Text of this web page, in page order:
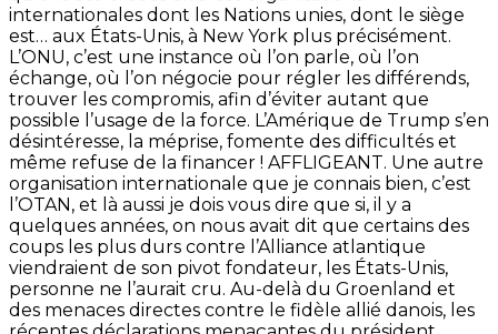
internationales dont les Nations unies, dont le siège
est… aux États-Unis, à New York plus précisément.
L’ONU, c’est une instance où l’on parle, où l’on
échange, où l’on négocie pour régler les différends,
trouver les compromis, afin d’éviter autant que
possible l’usage de la force. L’Amérique de Trump s’en
désintéresse, la méprise, fomente des difficultés et
même refuse de la financer ! AFFLIGEANT. Une autre
organisation internationale que je connais bien, c’est
l’OTAN, et là aussi je dois vous dire que si, il y a
quelques années, on nous avait dit que certains des
coups les plus durs contre l’Alliance atlantique
viendraient de son pivot fondateur, les États-Unis,
personne ne l’aurait cru. Au-delà du Groenland et
des menaces directes contre le fidèle allié danois, les